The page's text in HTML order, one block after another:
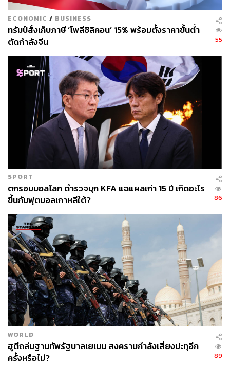
หากเกิดเหตุการณ์เช่นนั้นอีก ทรัมป์ระบุว่า สหรัฐฯ “ไม่ว่าจะมี
หรือไม่มีความช่วยเหลือหรือความยินยอมจากอิสราเอล
ก็ตาม จะดำเนินการโจมตีแหล่งก๊าซ South Pars ทั้งหมดด้วย
อานุภาพและความรุนแรงที่อิหร่านไม่เคยพบเห็นหรือประสบ
มาก่อนในชีวิต”
ขณะที่ มาซูด เปเซชเคียน ประธานาธิบดีอิหร่าน เตือนถึง
‘ผลลัพธ์ที่ไม่อาจควบคุมได้’ หากสงครามถูกยกระดับมากยิ่ง
ขึ้นไปอีกจากการโจมตีโครงสร้างทางพลังงาน โดยอิหร่านยัง
ได้ตอบโต้ด้วยการโจมตีเทลอาวีฟและบางพื้นที่ในเขตเวสต์
แบงก์อีกด้วย ส่งผลให้มีผู้เสียชีวิตอย่างน้อย 4 คนจากเหตุ
โจมตีโต้กลับในครั้งนี้
แฟ้มภาพ: Morteza Nikoubazl / NurPhoto via Getty Images
อ้างอิง:
https://www.aljazeera.com/news/liveblog/2026/3/19/i
ran-war-live-qatar-saudi-energy-sites-attacked-riyadh
-says-trust-gone
https://www.theguardian.com/world/2026/mar/18/iran
-gulf-energy-facilities-israel-south-pars-gas-field-sau
di-arabia-uae-qatar
https://www.theguardian.com/world/2026/mar/18/mid
dle-east-war-why-attacks-gasfield-south-pars-are-a-
major-escalation
https://understandingwar.org/map/israeli-strikes-on-ir
anian-facilities-at-south-pars-gas-field-march-18-202
6/
ECONOMIC / BUSINESS
ทรัมป์สั่งเก็บภาษี ‘โพลีซิลิคอน’ 15% พร้อมตั้งราคาขั้นต่ำ
ตัดกำลังจีน
55
SPORT
ตกรอบบอลโลก ตำรวจบุก KFA แฉแผลเก่า 15 ปี เกิดอะไร
ขึ้นกับฟุตบอลเกาหลีใต้?
86
WORLD
ฮูตีถล่มฐานทัพรัฐบาลเยเมน สงครามกำลังเสี่ยงปะทุอีก
ครั้งหรือไม่?
89